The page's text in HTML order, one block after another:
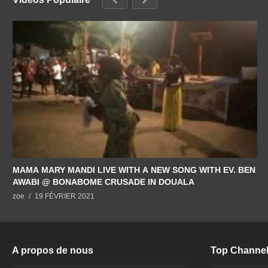
MAMA MARY MANDI LIVE WITH A NEW SONG WITH EV. BEN
AWABI @ BONABOME CRUSADE IN DOUALA
zoe 19 FÉVRIER 2021
A propos de nous Top